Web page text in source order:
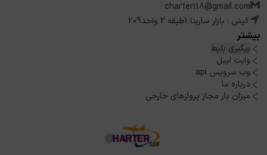
charter118@gmail.com
کیش : بازار سارینا 1طبقه 2 واحد209
بیشتر
پیگیری بلیط
وایت لیبل
وب سرویس api
درباره ما
میزان بار مجاز پروازهای خارجی